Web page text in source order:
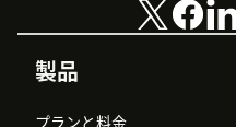
製品
プランと料金